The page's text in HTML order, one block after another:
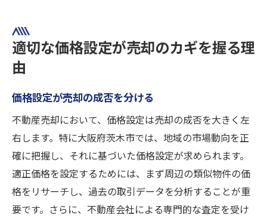
適切な価格設定が売却のカギを握る理
由
価格設定が売却の成否を分ける
不動産売却において、価格設定は売却の成否を大きく左
右します。特に大阪府茨木市では、地域の市場動向を正
確に把握し、それに基づいた価格設定が求められます。
適正価格を設定するためには、まず周辺の類似物件の価
格をリサーチし、過去の取引データを分析することが重
要です。さらに、不動産会社による専門的な査定を受け